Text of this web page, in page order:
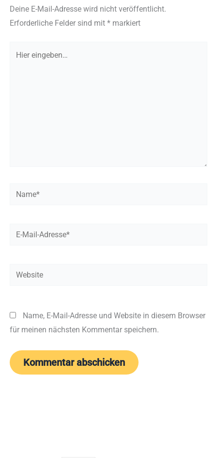
Deine E-Mail-Adresse wird nicht veröffentlicht.
Erforderliche Felder sind mit * markiert
eingeben…
Name*
Website
Name, E-Mail-Adresse und Website in diesem Browser
für meinen nächsten Kommentar speichern.
AKADEMISCHES